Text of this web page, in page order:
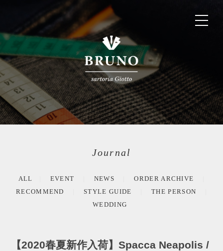
Journal
ALL EVENT NEWS
ORDER ARCHIVE
RECOMMEND
STYLE GUIDE
THE PERSON
WEDDING
【2020春夏新作入荷】Spacca Neapolis /